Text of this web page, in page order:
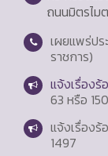
ถนนมิตรไม
เผยแพร่ปร
ราชการ)
แจ้งเรื่อง
63 หรือ
แจ้งเรื่องร้
1497